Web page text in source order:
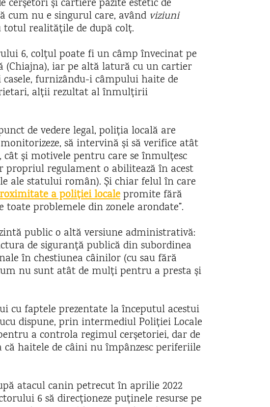
cerșetori și cartiere păzite estetic de
cum nu e singurul care, având viziuni
realitățile de după colț.
6, colțul poate fi un câmp învecinat pe
(Chiajna), iar pe altă latură cu un cartier
casele, furnizându-i câmpului haite de
alții rezultat al înmulțirii
de vedere legal, poliția locală are
să intervină și să verifice atât
și motivele pentru care se înmulțesc
propriul regulament o abilitează în acest
ale statului român). Și chiar felul în care
a poliției localepromite fără
toate problemele din zonele arondate”.
public o altă versiune administrativă:
de siguranță publică din subordinea
în chestiunea câinilor (cu sau fără
nu sunt atât de mulți pentru a presta și
cu faptele prezentate la începutul acestui
dispune, prin intermediul Poliției Locale
a controla regimul cerșetoriei, dar de
haitele de câini nu împânzesc periferiile
atacul canin petrecut în aprilie 2022
6 să direcționeze puținele resurse pe